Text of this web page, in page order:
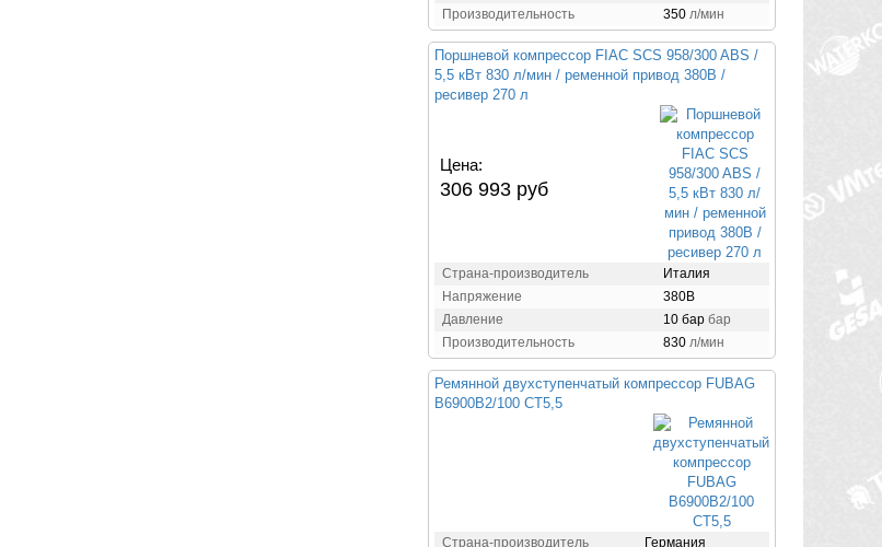
Производительность
350 л/мин
Поршневой компрессор FIAC SCS 958/300 ABS /
5,5 кВт 830 л/мин / ременной привод 380В /
ресивер 270 л
Цена:
306 993 руб
Страна-производитель
Италия
Напряжение
380В
Давление
10 бар бар
Производительность
830 л/мин
Ремянной двухступенчатый компрессор FUBAG
B6900B2/100 CT5,5
Страна-производитель
Германия